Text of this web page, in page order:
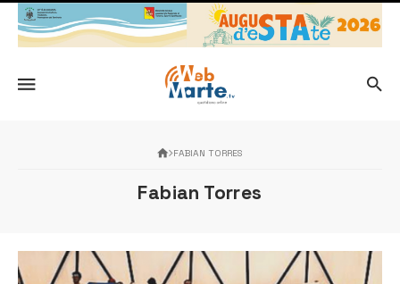
FABIAN TORRES
Fabian Torres